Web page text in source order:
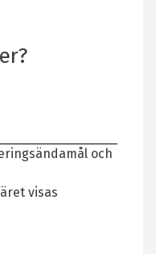
och
visas